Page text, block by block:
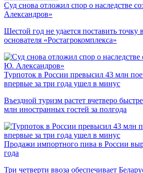
Суд снова отложил спор о наследстве
Александров»
Шестой год не удается поставить точку
основателя «Ростагрокомплекса»
Турпоток в России превысил 43 млн
впервые за три года ушел в минус
Въездной туризм растет вчетверо
млн иностранных гостей за полгода
Продажи импортного пива в России
года
Три четверти ввоза обеспечивает